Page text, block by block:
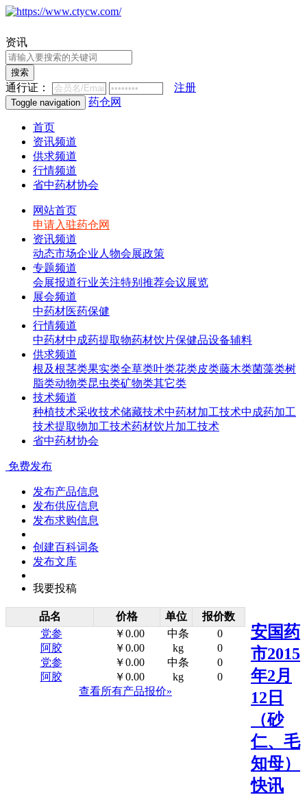
资讯
搜索
通行证： 注册
Toggle navigation 药仓网
首页
资讯频道
供求频道
行情频道
省中药材协会
网站首页
申请入驻药仓网
资讯频道
动态市场企业 人物会展政策
专题频道
会展报道行业关注特别推荐会议展览
展会频道
中药材医药保健
行情频道
中药材中成药提取物药材饮片保健品设备辅料
供求频道
根及根茎类果实类全草类叶类花类皮类藤木类菌藻类树
脂类动物类昆虫类矿物类其它类
技术频道
种植技术采收技术储藏技术中药材加工技术中成药加工
技术提取物加工技术药材饮片加工技术
省中药材协会
免费发布
发布产品信息
发布供应信息
发布求购信息
创建百科词条
发布文库
我要投稿
品名 价格 单位
报价数
党参
￥0.00 中条
0
阿胶
￥0.00 kg
0
党参
￥0.00 中条
0
阿胶
￥0.00 kg
0
查看所有产品报价»
安国药
市2015
年2月
12日
（砂
仁、毛
知母）
快讯